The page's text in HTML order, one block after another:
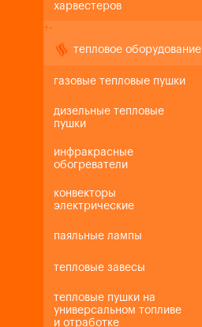
харвестеров
+-
тепловое оборудование
газовые тепловые пушки
дизельные тепловые
пушки
инфракрасные
обогреватели
конвекторы
электрические
паяльные лампы
тепловые завесы
тепловые пушки на
универсальном топливе
и отработке